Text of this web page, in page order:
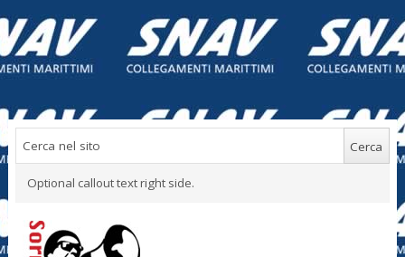
Optional callout text right side.